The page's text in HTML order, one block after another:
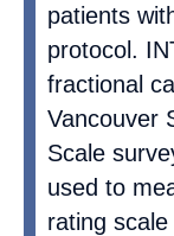
patients
protocol.
fractional
Vancouver
Scale
used to
rating